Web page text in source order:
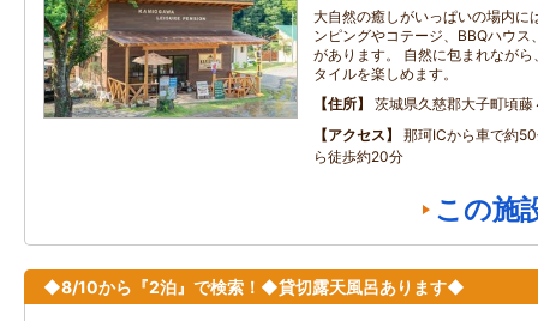
大自然の癒しがいっぱいの場内に
ンピングやコテージ、BBQハウ
があります。 自然に包まれなが
タイルを楽しめます。
住所
茨城県久慈郡大子町頃藤
アクセス
那珂ICから車で約
ら徒歩約20分
この施
◆8/10から『2泊』で検索！◆貸切露天風呂あります◆